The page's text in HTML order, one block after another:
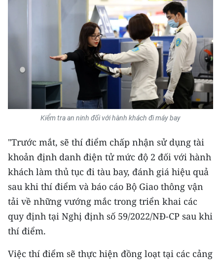
Media Y tế
Media Khoa học - Công nghệ
Media Môi trường
Infographic
TIN MỚI
TIN ĐỊA PHƯƠNG
Trung du và miền núi phía Bắc
Đồng bằng sông Hồng
Kiểm tra an ninh đối với hành khách đi máy bay
"Trước mắt, sẽ thí điểm chấp nhận sử dụng tài
khoản định danh điện tử mức độ 2 đối với hành
khách làm thủ tục đi tàu bay, đánh giá hiệu quả
sau khi thí điểm và báo cáo Bộ Giao thông vận
tải về những vướng mắc trong triển khai các
quy định tại Nghị định số 59/2022/NĐ-CP sau khi
thí điểm.
Việc thí điểm sẽ thực hiện đồng loạt tại các cảng